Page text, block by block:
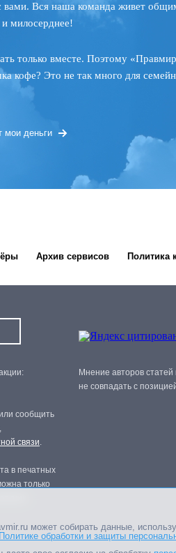
вами. Вся наша команда живет
милосерднее!
только вместе. Поэтому
кофе? Это не так много для
мои деньги
Архив сервисов Политика
сообщить
связи.
в печатных
только
Мнение авторов
не совпадать с
может собирать данные,
Политике обработки и защиты